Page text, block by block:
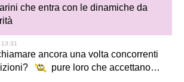
che entra con le dinamiche da
ancora una volta concorrenti
pure loro che accettano…